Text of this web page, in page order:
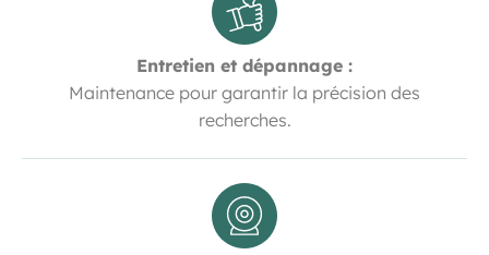
Entretien et dépannage :
Maintenance pour garantir la précision des
recherches.